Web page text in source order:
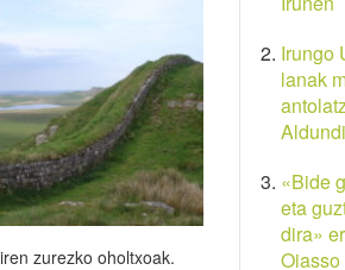
zurezko oholtxoak.
Irungo
lanak
«Bide
eta
dira»